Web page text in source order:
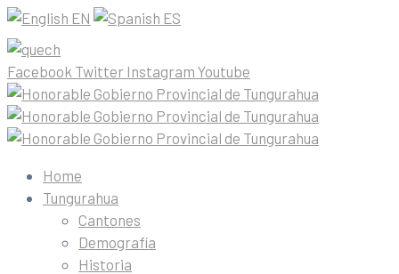
EN ES
Facebook Twitter Instagram Youtube
Home
Tungurahua
Cantones
Demografía
Historia